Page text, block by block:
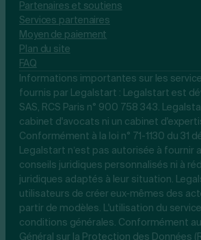
Partenaires et soutiens
Services partenaires
Moyen de paiement
Plan du site
FAQ
Informations importantes sur les
fournis par Legalstart : Legalstart est
SAS, RCS Paris n° 900 758 343.
cabinet d'avocats ni un cabinet
Conformément à la loi n° 71-1130 du 31
Legalstart n’est pas autorisée à fournir
conseils juridiques personnalisés ni à
juridiques adaptés à leur situation.
utilisateurs de créer eux-mêmes des
partir de modèles. L'utilisation du
conditions générales. Conformément
Général sur la Protection des Données